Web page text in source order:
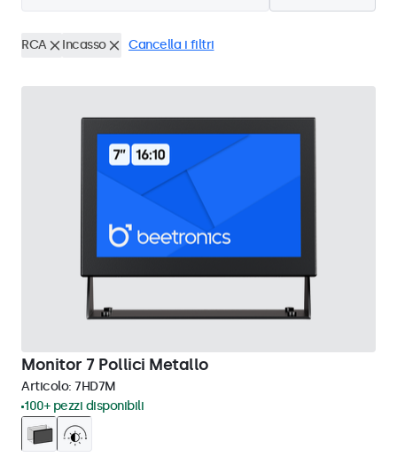
RCA Incasso Cancella i filtri
Monitor 7 Pollici Metallo
Articolo: 7HD7M
100+ pezzi disponibili